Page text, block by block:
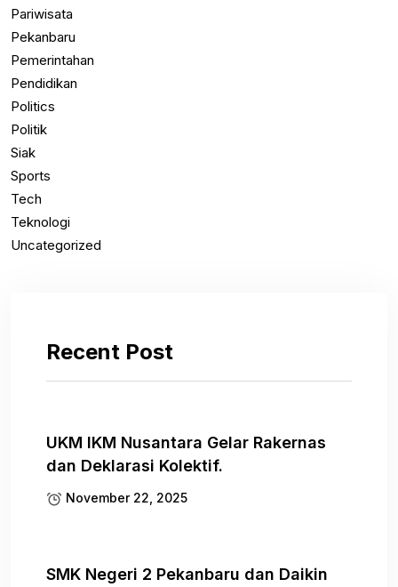
Pariwisata
Pekanbaru
Pemerintahan
Pendidikan
Politics
Politik
Siak
Sports
Tech
Teknologi
Uncategorized
Recent Post
UKM IKM Nusantara Gelar Rakernas
dan Deklarasi Kolektif.
November 22, 2025
SMK Negeri 2 Pekanbaru dan Daikin